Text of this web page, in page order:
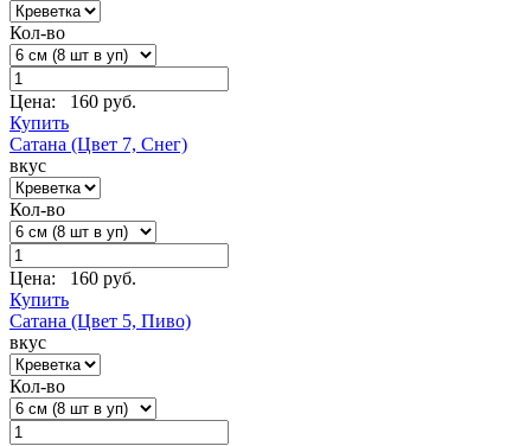
Кол-во
Цена:
160 руб.
Купить
Сатана (Цвет 7, Снег)
вкус
Кол-во
Цена:
160 руб.
Купить
Сатана (Цвет 5, Пиво)
вкус
Кол-во